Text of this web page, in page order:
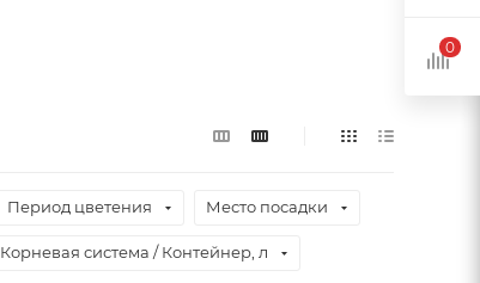
Период цветения Место посадки
Корневая система / Контейнер, л
0